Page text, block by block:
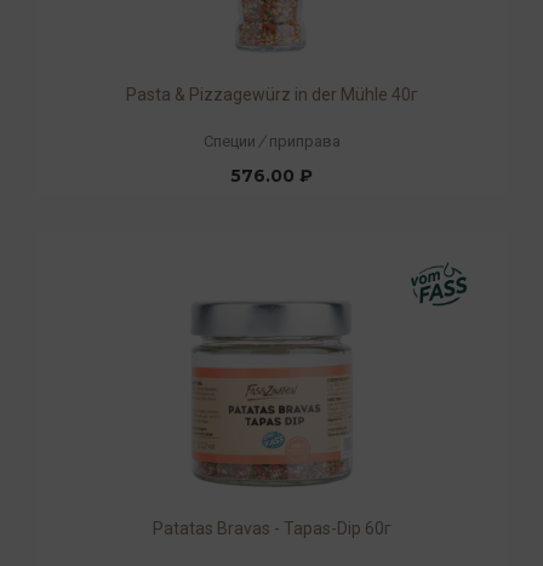
Pasta & Pizzagewürz in der Mühle 40г
Специи / приправа
576.00 ₽
Patatas Bravas - Tapas-Dip 60г